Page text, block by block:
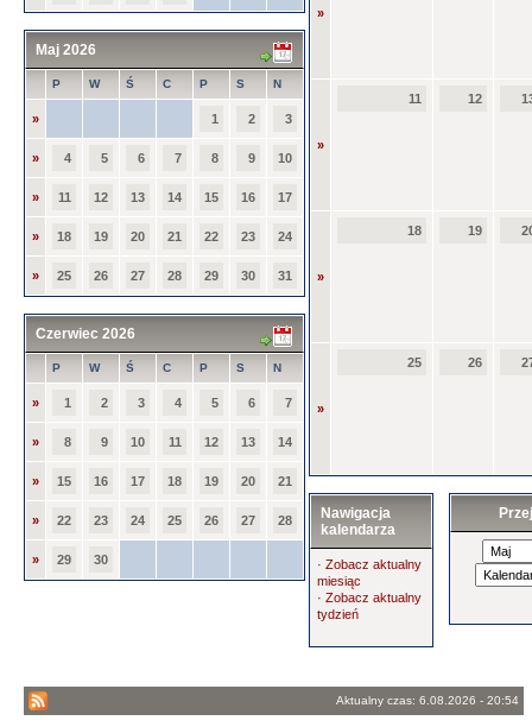
Maj 2026
P W Ś C P S N
» 1 2 3
» 4 5 6 7 8 9 10
» 11 12 13 14 15 16 17
» 18 19 20 21 22 23 24
» 25 26 27 28 29 30 31
Czerwiec 2026
P W Ś C P S N
» 1 2 3 4 5 6 7
» 8 9 10 11 12 13 14
» 15 16 17 18 19 20 21
» 22 23 24 25 26 27 28
» 29 30
»
»
11 12
»
18 19
»
25 26
Nawigacja
kalendarza
· Zobacz aktualny
miesiąc
· Zobacz aktualny
tydzień
Aktualny czas: 6.08.2026 - 20:54